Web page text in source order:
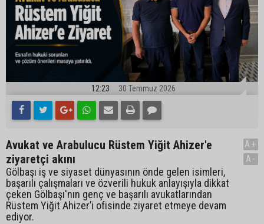
12:23 30 Temmuz 2026
Avukat ve Arabulucu Rüstem Yiğit Ahizer'e
ziyaretçi akını
Gölbaşı iş ve siyaset dünyasının önde gelen isimleri,
başarılı çalışmaları ve özverili hukuk anlayışıyla dikkat
çeken Gölbaşı'nın genç ve başarılı avukatlarından
Rüstem Yiğit Ahizer’i ofisinde ziyaret etmeye devam
ediyor.
A+
A-